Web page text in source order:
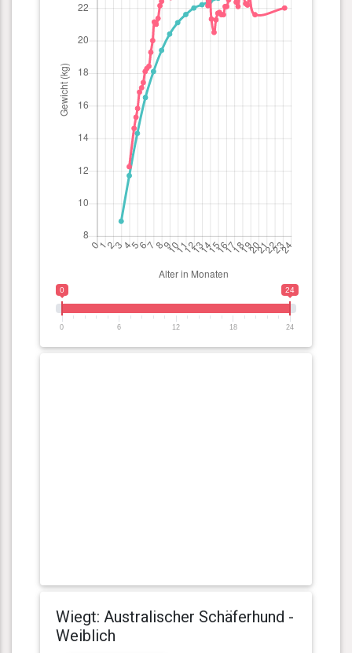
0 24
0 6 12 18 24
Wiegt: Australischer Schäferhund -
Weiblich